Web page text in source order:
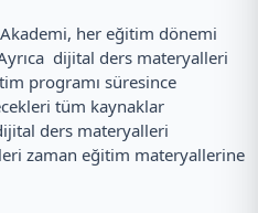
her eğitim dönemi
dijital ders materyalleri
programı süresince
tüm kaynaklar
ders materyalleri
zaman eğitim materyallerine